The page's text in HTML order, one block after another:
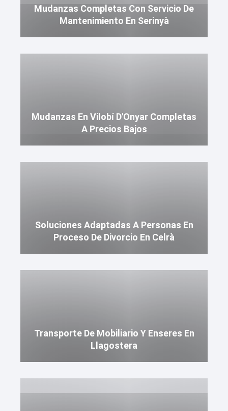
Mudanzas Completas Con Servicio De
Mantenimiento En Serinyà
Mudanzas En Vilobí D'Onyar Completas
A Precios Bajos
Soluciones Adaptadas A Personas En
Proceso De Divorcio En Celrà
Transporte De Mobiliario Y Enseres En
Llagostera